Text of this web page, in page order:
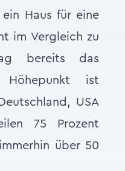
Haus für eine
im Vergleich zu
bereits das
ist
USA
75 Prozent
über 50